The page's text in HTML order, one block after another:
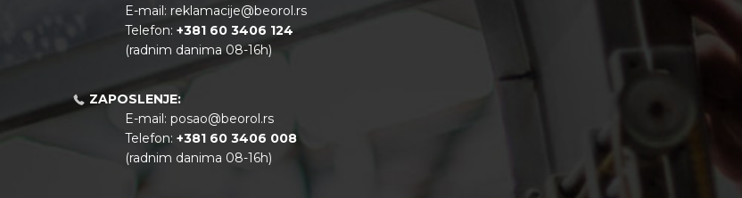
E-mail: reklamacije@beorol.rs
Telefon: +381 60 3406 124
(radnim danima 08-16h)
ZAPOSLENJE:
E-mail: posao@beorol.rs
Telefon: +381 60 3406 008
(radnim danima 08-16h)